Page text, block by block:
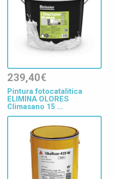
239,40€
Pintura fotocatalitica
ELIMINA OLORES
Climasano 15 ...